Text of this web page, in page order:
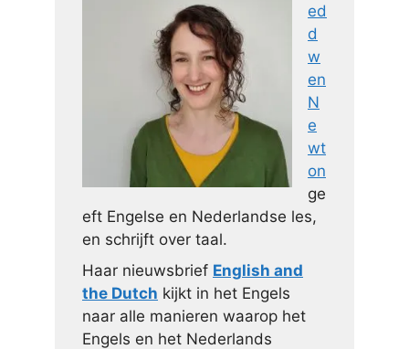
ed
d
w
en
N
e
wt
on
ge
eft Engelse en Nederlandse les,
en schrijft over taal.
Haar nieuwsbrief English and
the Dutch kijkt in het Engels
naar alle manieren waarop het
Engels en het Nederlands